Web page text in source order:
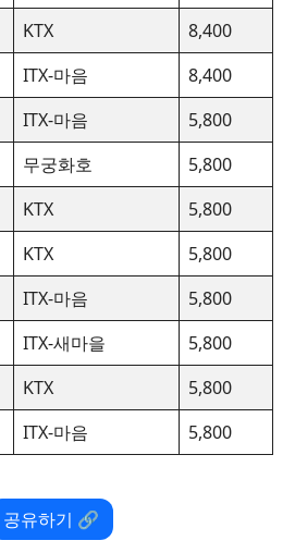
KTX
8,400
ITX-마음
8,400
ITX-마음
5,800
무궁화호
5,800
KTX
5,800
KTX
5,800
ITX-마음
5,800
ITX-새마을
5,800
KTX
5,800
ITX-마음 5,800
공유하기 🔗